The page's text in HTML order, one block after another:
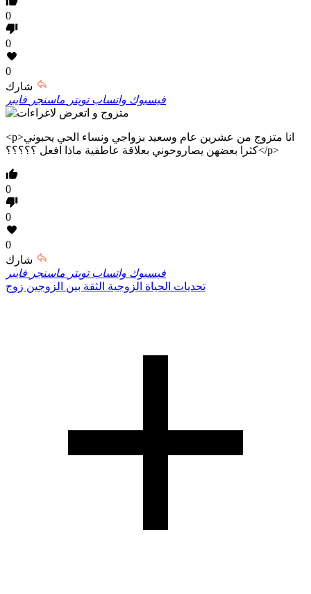
0
0
0
فيسبوك واتساب تويتر ماسنجر فايبر
<p>انا متزوج من عشرين عام وسعيد بزواجي ونساء الحي يحبوني
كثرا بعضهن يصاروحوني بعلاقة عاطفية ماذا افعل ؟؟؟؟؟</p>
0
0
0
فيسبوك واتساب تويتر ماسنجر فايبر
تحديات الحياة الزوجية الثقة بين الزوجين زوج